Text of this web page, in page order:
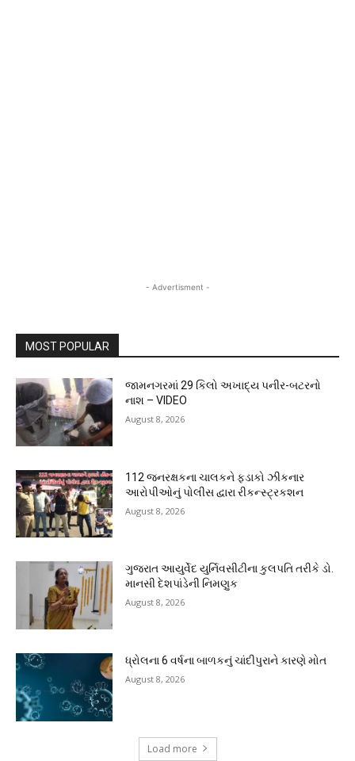
- Advertisment -
MOST POPULAR
જામનગરમાં 29 કિલો અખાદ્ય પનીર-બટરનો
નાશ – VIDEO
August 8, 2026
112 જનરક્ષકના ચાલકને ફડાકો ઝીકનાર
આરોપીઓનું પોલીસ દ્વારા રીકન્સ્ટ્રકશન
August 8, 2026
ગુજરાત આયુર્વેદ યુર્નિવસીટીના કુલપતિ તરીકે ડો.
માનસી દેશપાંડેની નિમણુક
August 8, 2026
ધ્રોલના 6 વર્ષના બાળકનું ચાંદીપુરાને કારણે મોત
August 8, 2026
Load more